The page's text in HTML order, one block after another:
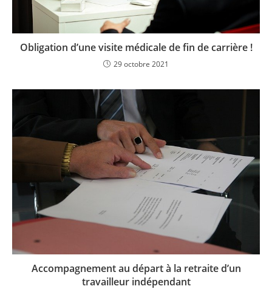
Obligation d’une visite médicale de fin de carrière !
29 octobre 2021
Accompagnement au départ à la retraite d’un
travailleur indépendant